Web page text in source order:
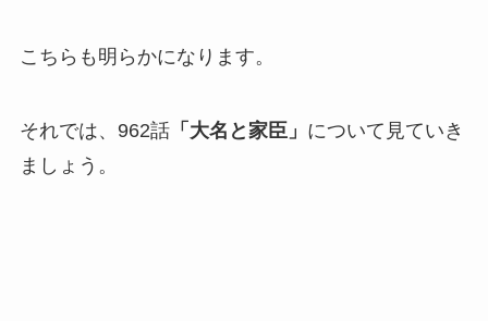
こちらも明らかになります。
それでは、962話「大名と家臣」 について見ていき
ましょう。